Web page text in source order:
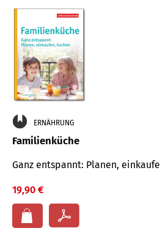
ERNÄHRUNG
Familienküche
Ganz entspannt: Planen,
19,90 €